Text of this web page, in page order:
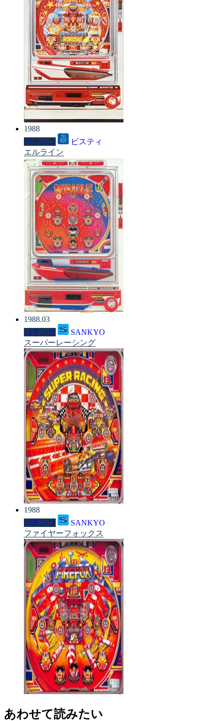
1988
パチンコ
ビスティ
エルライン
1988.03
パチンコ
SANKYO
スーパーレーシング
1988
パチンコ
SANKYO
ファイヤーフォックス
あわせて読みたい